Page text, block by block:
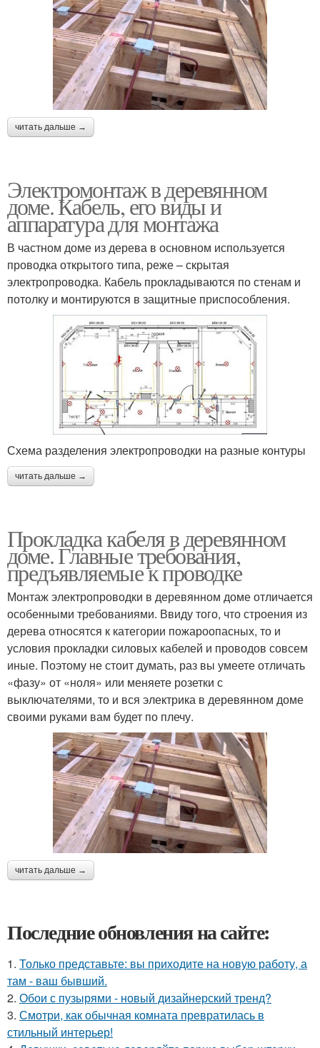
читать дальше →
Электромонтаж в деревянном
доме. Кабель, его виды и
аппаратура для монтажа
В частном доме из дерева в основном используется
проводка открытого типа, реже – скрытая
электропроводка. Кабель прокладываются по стенам и
потолку и монтируются в защитные приспособления.
Схема разделения электропроводки на разные контуры
читать дальше →
Прокладка кабеля в деревянном
доме. Главные требования,
предъявляемые к проводке
Монтаж электропроводки в деревянном доме отличается
особенными требованиями. Ввиду того, что строения из
дерева относятся к категории пожароопасных, то и
условия прокладки силовых кабелей и проводов совсем
иные. Поэтому не стоит думать, раз вы умеете отличать
«фазу» от «ноля» или меняете розетки с
выключателями, то и вся электрика в деревянном доме
своими руками вам будет по плечу.
читать дальше →
Последние обновления на сайте:
1. Только представьте: вы приходите на новую работу, а
там - ваш бывший.
2. Обои с пузырями - новый дизайнерский тренд?
3. Смотри, как обычная комната превратилась в
стильный интерьер!